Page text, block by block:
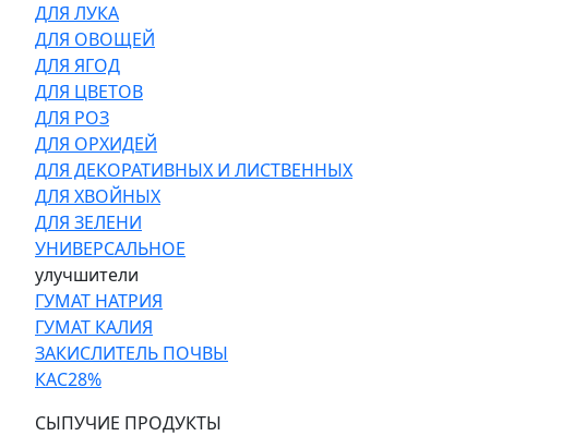
ДЛЯ ЛУКА
ДЛЯ ОВОЩЕЙ
ДЛЯ ЯГОД
ДЛЯ ЦВЕТОВ
ДЛЯ РОЗ
ДЛЯ ОРХИДЕЙ
ДЛЯ ДЕКОРАТИВНЫХ И ЛИСТВЕННЫХ
ДЛЯ ХВОЙНЫХ
ДЛЯ ЗЕЛЕНИ
УНИВЕРСАЛЬНОЕ
улучшители
ГУМАТ НАТРИЯ
ГУМАТ КАЛИЯ
ЗАКИСЛИТЕЛЬ ПОЧВЫ
КАС28%
СЫПУЧИЕ ПРОДУКТЫ